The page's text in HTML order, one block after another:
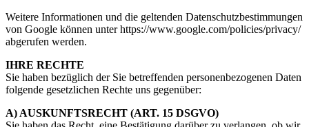
Weitere Informationen und die geltenden Datenschutzbestimmungen
von Google können unter https://www.google.com/policies/privacy/
abgerufen werden.
IHRE RECHTE
Sie haben bezüglich der Sie betreffenden personenbezogenen Daten
folgende gesetzlichen Rechte uns gegenüber:
A) AUSKUNFTSRECHT (ART. 15 DSGVO)